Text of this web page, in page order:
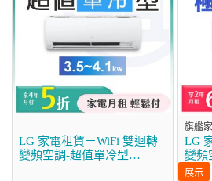
LG 家電租賃－WiFi 雙迴轉
變頻空調-超值單冷型
旗艦
LG
變頻